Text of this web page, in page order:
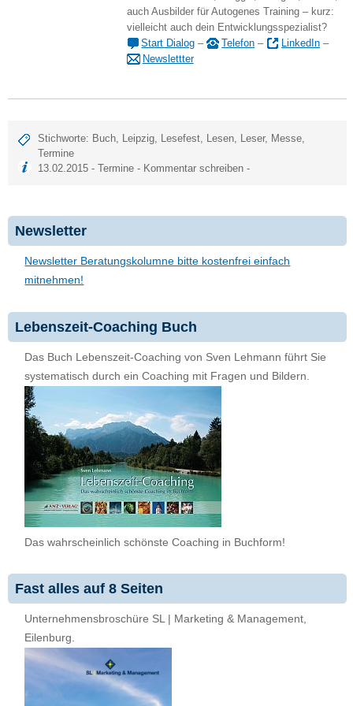
auch Ausbilder für Autogenes Training – kurz:
vielleicht auch dein Entwicklungsspezialist?
Start Dialog – Telefon – LinkedIn –
Newslettter
Stichworte: Buch Leipzig Lesefest Lesen Leser, Messe
Termine
13.02.2015 -Termine - Kommentar schreiben -
Newsletter
Newsletter Beratungskolumne bitte kostenfrei einfach
mitnehmen!
Lebenszeit-Coaching Buch
Das Buch Lebenszeit-Coaching von Sven Lehmann führt Sie
systematisch durch ein Coaching mit Fragen und Bildern.
Das wahrscheinlich schönste Coaching in Buchform!
Fast alles auf 8 Seiten
Unternehmensbroschüre SL | Marketing & Management,
Eilenburg.